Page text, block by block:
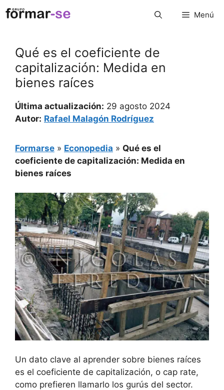
Saltar
al
Menú
Qué es el coeficiente de
capitalización: Medida en
bienes raíces
Última actualización: 29 agosto 2024
Autor: Rafael Malagón Rodríguez
Formarse » Econopedia » Qué es el
coeficiente de capitalización: Medida en
bienes raíces
Un dato clave‌ al ⁣aprender sobre bienes raíces
es el coeficiente de capitalización, ​o cap rate,
como prefieren llamarlo los gurús del sector.